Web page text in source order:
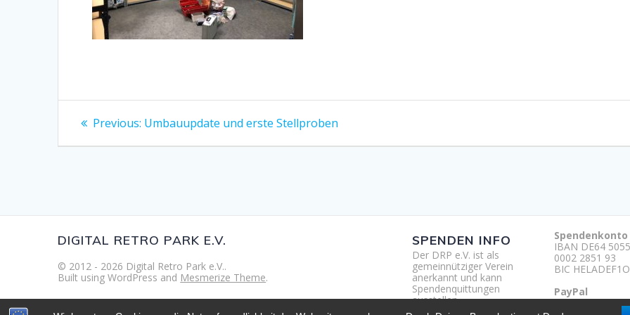
Beitragsnavigation
Previous: Previous
Umbauupdate und erste Stellproben
DIGITAL RETRO PARK E.V.
© 2012 - 2026 Digital Retro Park e.V..
Built using WordPress and Mesmerize Theme.
SPENDEN INFO
Der DRP e.V. ist als
gemeinnütziger Verein
anerkannt und kann
Spendenquittungen
ausstellen.
Spendenkonto
IBAN DE64
0002 2851 93
BIC
PayPal
http://